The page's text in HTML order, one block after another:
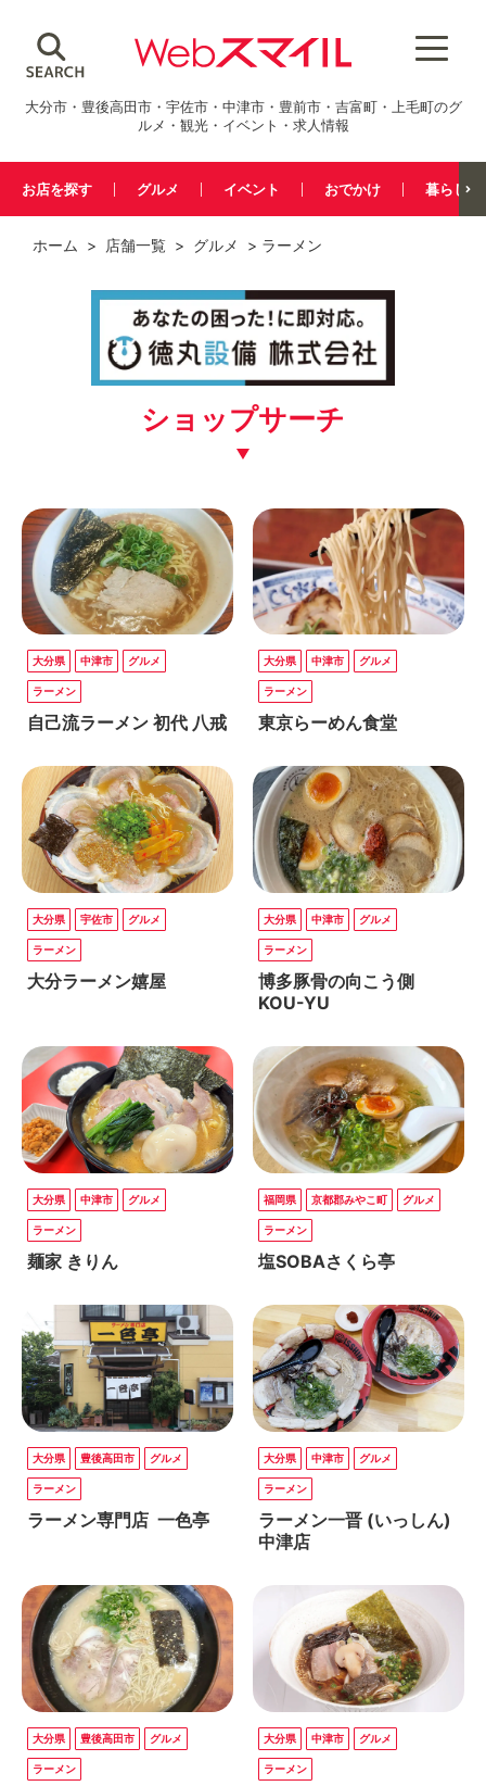
大分市・豊後高田市・宇佐市・中津市・豊前市・吉富町・上毛町のグ
ルメ・観光・イベント・求人情報
お店を探す グルメ イベント おでかけ 暮らし
ホーム > 店舗一覧 > グルメ > ラーメン
ショップサーチ
大分県 中津市 グルメ
ラーメン
自己流ラーメン 初代 八戒
大分県 中津市 グルメ
ラーメン
東京らーめん食堂
大分県 宇佐市 グルメ
ラーメン
大分ラーメン嬉屋
大分県 中津市 グルメ
ラーメン
博多豚骨の向こう側
KOU-YU
大分県 中津市 グルメ
ラーメン
麺家 きりん
福岡県 京都郡みやこ町 グルメ
ラーメン
塩SOBAさくら亭
大分県 豊後高田市 グルメ
ラーメン
ラーメン専門店 一色亭
大分県 中津市 グルメ
ラーメン
ラーメン一晋 (いっしん)
中津店
大分県 豊後高田市 グルメ
ラーメン
大分県 中津市 グルメ
ラーメン